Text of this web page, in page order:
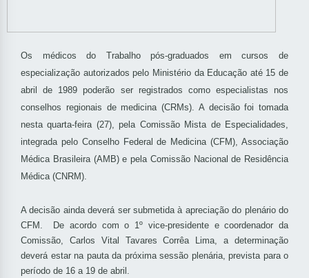
Os médicos do Trabalho pós-graduados em cursos de
especialização autorizados pelo Ministério da Educação até 15 de
abril de 1989 poderão ser registrados como especialistas nos
conselhos regionais de medicina (CRMs). A decisão foi tomada
nesta quarta-feira (27), pela Comissão Mista de Especialidades,
integrada pelo Conselho Federal de Medicina (CFM), Associação
Médica Brasileira (AMB) e pela Comissão Nacional de Residência
Médica (CNRM).
A decisão ainda deverá ser submetida à apreciação do plenário do
CFM. De acordo com o 1º vice-presidente e coordenador da
Comissão, Carlos Vital Tavares Corrêa Lima, a determinação
deverá estar na pauta da próxima sessão plenária, prevista para o
período de 16 a 19 de abril.